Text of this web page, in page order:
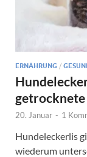
ERNÄHRUNG /
20. Januar - 1
Hundeleckerlis
wiederum